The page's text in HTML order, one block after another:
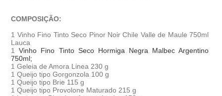
COMPOSIÇÃO:
1 Vinho Fino Tinto Seco Pinor Noir Chile Valle de Maule 750ml
Lauca
1Vinho Fino Tinto Seco Hormiga Negra Malbec Argentino
750ml;
1 Geleia de Amora Linea 230 g
1 Queijo tipo Gorgonzola 100 g
1 Queijo tipo Brie 115 g
1 Queijo tipo Provolone Maturado 215 g